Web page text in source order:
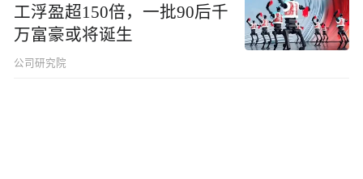
工浮盈超150倍，一批90后千
万富豪或将诞生
公司研究院